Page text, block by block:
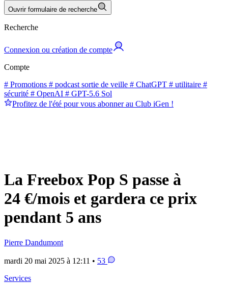
Ouvrir formulaire de recherche
Recherche
Connexion ou création de compte
Compte
# Promotions # podcast sortie de veille # ChatGPT # utilitaire #
sécurité # OpenAI # GPT-5.6 Sol
Profitez de l'été pour vous abonner au Club iGen !
La Freebox Pop S passe à
24 €/mois et gardera ce prix
pendant 5 ans
Pierre Dandumont
mardi 20 mai 2025 à 12:11 • 53
Services